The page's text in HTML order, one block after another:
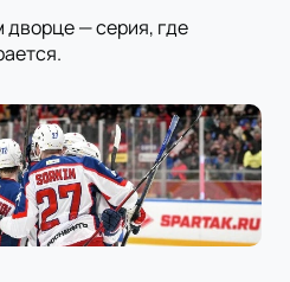
дворце — серия, где